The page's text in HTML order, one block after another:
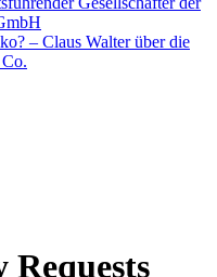
– Claus Walter über die